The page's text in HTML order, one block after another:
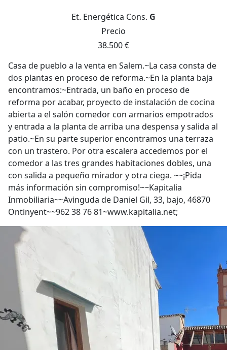
Et. Energética Cons. G
Precio
38.500 €
Casa de pueblo a la venta en Salem.~La casa consta de
dos plantas en proceso de reforma.~En la planta baja
encontramos:~Entrada, un baño en proceso de
reforma por acabar, proyecto de instalación de cocina
abierta a el salón comedor con armarios empotrados
y entrada a la planta de arriba una despensa y salida al
patio.~En su parte superior encontramos una terraza
con un trastero. Por otra escalera accedemos por el
comedor a las tres grandes habitaciones dobles, una
con salida a pequeño mirador y otra ciega. ~~¡Pida
más información sin compromiso!~~Kapitalia
Inmobiliaria~~Avinguda de Daniel Gil, 33, bajo, 46870
Ontinyent~~962 38 76 81~www.kapitalia.net;